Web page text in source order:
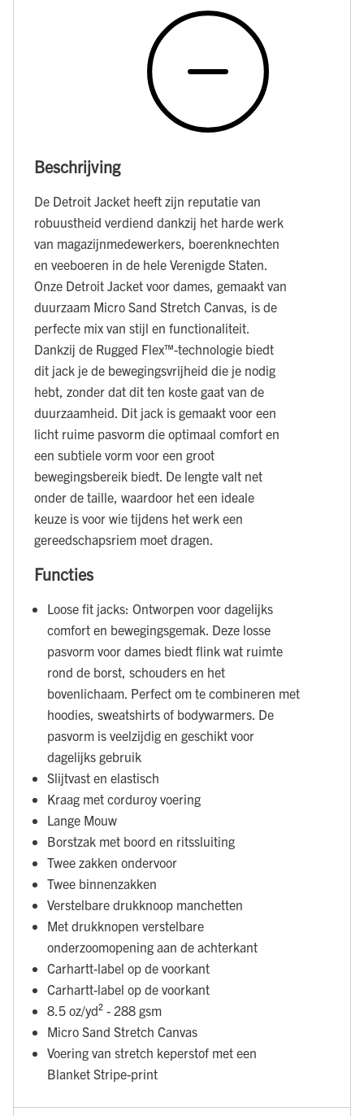
Beschrijving
De Detroit Jacket heeft zijn reputatie van
robuustheid verdiend dankzij het harde werk
van magazijnmedewerkers, boerenknechten
en veeboeren in de hele Verenigde Staten.
Onze Detroit Jacket voor dames, gemaakt van
duurzaam Micro Sand Stretch Canvas, is de
perfecte mix van stijl en functionaliteit.
Dankzij de Rugged Flex™-technologie biedt
dit jack je de bewegingsvrijheid die je nodig
hebt, zonder dat dit ten koste gaat van de
duurzaamheid. Dit jack is gemaakt voor een
licht ruime pasvorm die optimaal comfort en
een subtiele vorm voor een groot
bewegingsbereik biedt. De lengte valt net
onder de taille, waardoor het een ideale
keuze is voor wie tijdens het werk een
gereedschapsriem moet dragen.
Functies
Loose fit jacks: Ontworpen voor dagelijks
comfort en bewegingsgemak. Deze losse
pasvorm voor dames biedt flink wat ruimte
rond de borst, schouders en het
bovenlichaam. Perfect om te combineren met
hoodies, sweatshirts of bodywarmers. De
pasvorm is veelzijdig en geschikt voor
dagelijks gebruik
Slijtvast en elastisch
Kraag met corduroy voering
Lange Mouw
Borstzak met boord en ritssluiting
Twee zakken ondervoor
Twee binnenzakken
Verstelbare drukknoop manchetten
Met drukknopen verstelbare
onderzoomopening aan de achterkant
Carhartt-label op de voorkant
Carhartt-label op de voorkant
8.5 oz/yd² - 288 gsm
Micro Sand Stretch Canvas
Voering van stretch keperstof met een
Blanket Stripe-print